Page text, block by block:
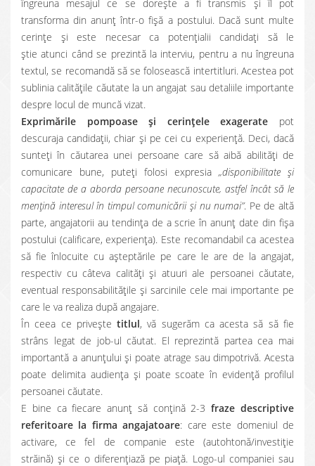
îngreuna mesajul ce se doreşte a fi transmis şi îl pot
transforma din anunţ într-o fişă a postului. Dacă sunt multe
cerinţe şi este necesar ca potenţialii candidaţi să le
ştie atunci când se prezintă la interviu, pentru a nu îngreuna
textul, se recomandă să se folosească intertitluri. Acestea pot
sublinia calităţile căutate la un angajat sau detaliile importante
despre locul de muncă vizat.
Exprimările pompoase şi cerinţele exagerate pot
descuraja candidaţii, chiar şi pe cei cu experienţă. Deci, dacă
sunteți în căutarea unei persoane care să aibă abilităţi de
comunicare bune, puteţi folosi expresia „disponibilitate şi
capacitate de a aborda persoane necunoscute, astfel încât să le
menţină interesul în timpul comunicării şi nu numai”. Pe de altă
parte, angajatorii au tendinţa de a scrie în anunţ date din fişa
postului (calificare, experienţa). Este recomandabil ca acestea
să fie înlocuite cu aşteptările pe care le are de la angajat,
respectiv cu câteva calităţi şi atuuri ale persoanei căutate,
eventual responsabilităţile şi sarcinile cele mai importante pe
care le va realiza după angajare.
În ceea ce priveștetitlul, vă sugerăm ca acesta să să fie
strâns legat de job-ul căutat. El reprezintă partea cea mai
importantă a anunţului şi poate atrage sau dimpotrivă. Acesta
poate delimita audienţa şi poate scoate în evidenţă profilul
persoanei căutate.
E bine ca fiecare anunţ să conţină 2-3fraze descriptive
referitoare la firma angajatoare: care este domeniul de
activare, ce fel de companie este (autohtonă/investiţie
străină) şi ce o diferenţiază pe piaţă. Logo-ul companiei sau